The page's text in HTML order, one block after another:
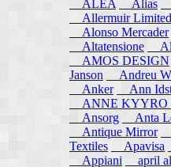
ALEA
Alias
Allermuir Limited
Alonso Mercader
Altatensione
AMOS DESIGN
Janson
Andreu
Anker
Ann
ANNE KYYRO
Ansorg
Anta
Antique Mirror
Textiles
Apavisa
Appiani
april